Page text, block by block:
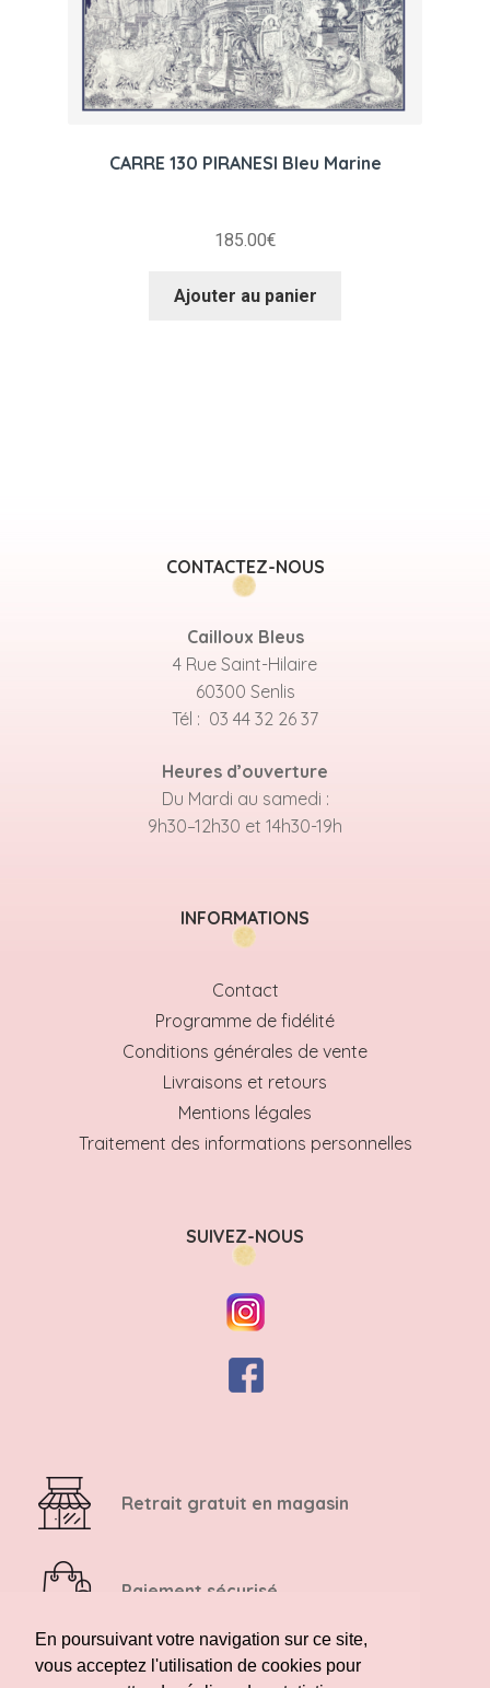
En poursuivant votre navigation sur ce site,
vous acceptez l'utilisation de cookies pour
CARRE 130 PIRANESI Bleu Marine
185.00€
Ajouter au panier
CONTACTEZ-NOUS
Cailloux Bleus
4 Rue Saint-Hilaire
60300 Senlis
Tél : 03 44 32 26 37
Heures d’ouverture
Du Mardi au samedi :
9h30–12h30 et 14h30-19h
INFORMATIONS
Contact
Programme de fidélité
Conditions générales de vente
Livraisons et retours
Mentions légales
Traitement des informations personnelles
SUIVEZ-NOUS
Retrait gratuit en magasin
Paiement sécurisé
Retour possible sous 14 jours